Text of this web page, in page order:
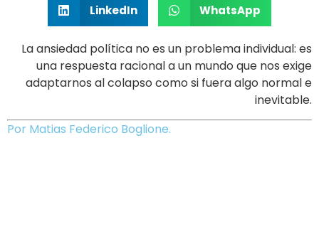
LinkedIn WhatsApp
La ansiedad política no es un problema individual: es
una respuesta racional a un mundo que nos exige
adaptarnos al colapso como si fuera algo normal e
inevitable.
Por Matias Federico Boglione.